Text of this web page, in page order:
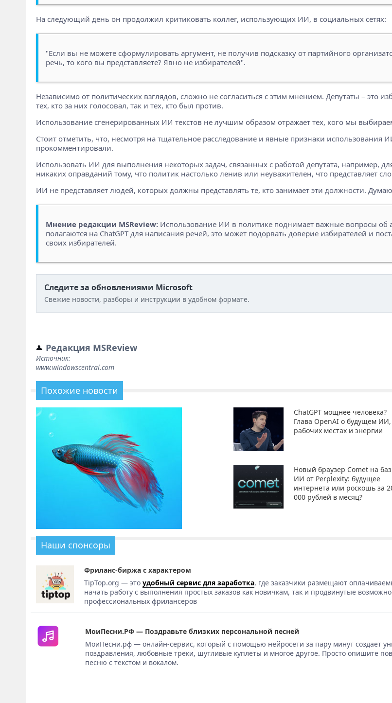
На следующий день он продолжил критиковать коллег, использующих ИИ, в социальных сетях:
"Если вы не можете сформулировать аргумент, не получив подсказку от партийного
речь, то кого вы представляете? Явно не избирателей".
Независимо от политических взглядов, сложно не согласиться с этим мнением. Депутаты – это
тех, кто за них голосовал, так и тех, кто был против.
Использование сгенерированных ИИ текстов не лучшим образом отражает тех, кого мы
Стоит отметить, что, несмотря на тщательное расследование и явные признаки использования
прокомментировали.
Использовать ИИ для выполнения некоторых задач, связанных с работой депутата, например,
никаких оправданий тому, что политик настолько ленив или неуважителен, что представляет
ИИ не представляет людей, которых должны представлять те, кто занимает эти должности. Думаю,
Мнение редакции MSReview:Использование ИИ в политике поднимает важные вопросы об
полагаются на ChatGPT для написания речей, это может подорвать доверие избирателей и
своих избирателей.
Следите за обновлениями Microsoft
Свежие новости, разборы и инструкции в удобном формате.
Редакция MSReview
Источник:
www.windowscentral.com
Похожие новости
ChatGPT мощнее человека?
Глава OpenAI о будущем ИИ,
рабочих местах и энергии
Новый браузер Comet на
ИИ от Perplexity: будущее
интернета или роскошь за
000 рублей в месяц?
Наши спонсоры
Фриланс-биржа с характером
TipTop.org — этоудобный сервис для заработка, где заказчики размещают
начать работу с выполнения простых заказов как новичкам, так и продвинутые
профессиональных фрилансеров
МоиПесни.РФ — Поздравьте близких персональной песней
МоиПесни.рф — онлайн-сервис, который с помощью нейросети за пару минут создает
поздравления, любовные треки, шутливые куплеты и многое другое. Просто опишите
песню с текстом и вокалом.